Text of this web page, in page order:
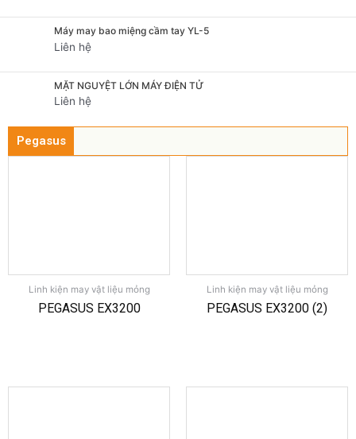
Máy may bao miệng cầm tay YL-5
Liên hệ
MẶT NGUYỆT LỚN MÁY ĐIỆN TỬ
Liên hệ
Pegasus
Linh kiện may vật liệu mỏng
PEGASUS EX3200
Linh kiện may vật liệu mỏng
PEGASUS EX3200 (2)